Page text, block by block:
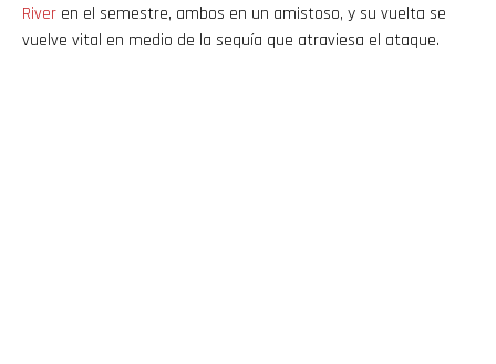
River en el semestre, ambos en un amistoso, y su vuelta se
vuelve vital en medio de la sequía que atraviesa el ataque.